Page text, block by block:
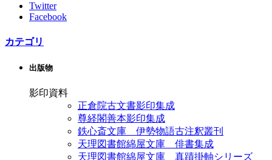
Twitter
Facebook
カテゴリ
出版物
影印資料
正倉院古文書影印集成
尊経閣善本影印集成
鉄心斎文庫 伊勢物語古注釈叢刊
天理図書館綿屋文庫 俳書集成
天理図書館綿屋文庫 真蹟掛軸シリーズ